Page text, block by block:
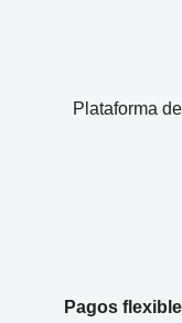
Plataforma
Pagos